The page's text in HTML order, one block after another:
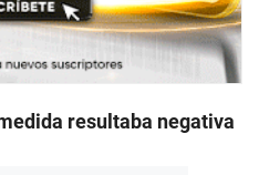
resultaba negativa